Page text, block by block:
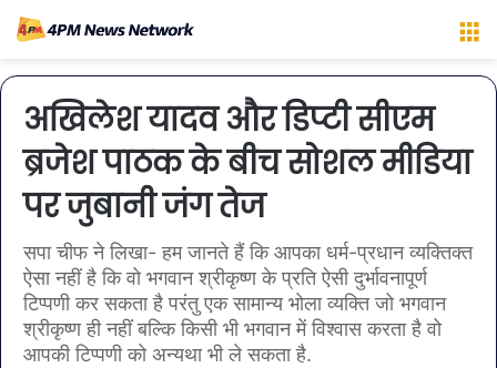
अखिलेश यादव और डिप्टी सीएम
ब्रजेश पाठक के बीच सोशल मीडिया
पर जुबानी जंग तेज
सपा चीफ ने लिखा- हम जानते हैं कि आपका धर्म-प्रधान व्यक्तिक्त
ऐसा नहीं है कि वो भगवान श्रीकृष्ण के प्रति ऐसी दुर्भावनापूर्ण
टिप्पणी कर सकता है परंतु एक सामान्य भोला व्यक्ति जो भगवान
श्रीकृष्ण ही नहीं बल्कि किसी भी भगवान में विश्वास करता है वो
आपकी टिप्पणी को अन्यथा भी ले सकता है.